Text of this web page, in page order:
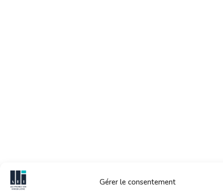
Gérer le consentement